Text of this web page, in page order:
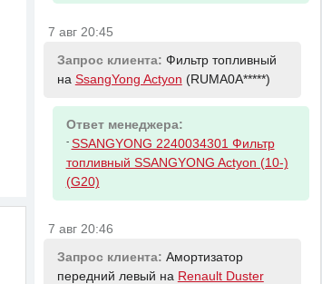
7 авг 20:45
Запрос клиента: Фильтр топливный
на SsangYong Actyon (RUMA0A*****)
Ответ менеджера:
- SSANGYONG 2240034301 Фильтр
топливный SSANGYONG Actyon (10-)
(G20)
7 авг 20:46
Запрос клиента: Амортизатор
передний левый на Renault Duster